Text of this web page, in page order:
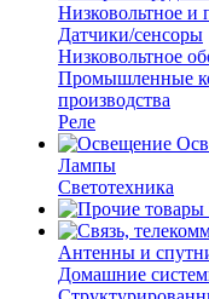
Низковольтное и
Датчики/сенсоры
Низковольтное
Промышленные
производства
Реле
Лампы
Светотехника
Антенны и
Домашние